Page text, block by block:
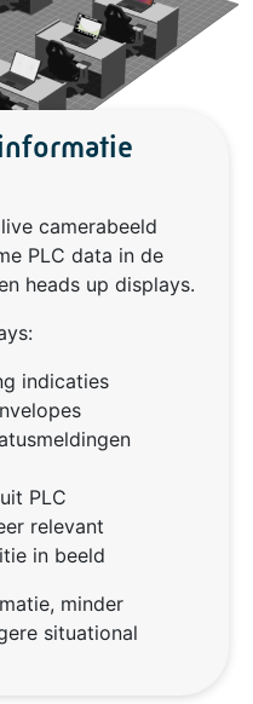
camerabeeld
PLC data in de
heads up displays.
indicaties
PLC
relevant
in beeld
minder
situational